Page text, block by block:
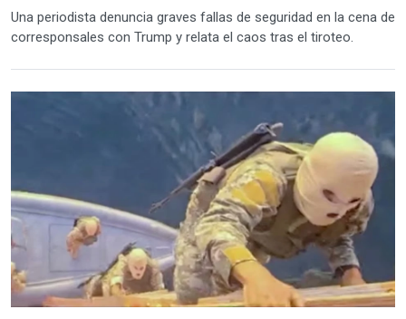
Una periodista denuncia graves fallas de seguridad en la cena de
corresponsales con Trump y relata el caos tras el tiroteo.